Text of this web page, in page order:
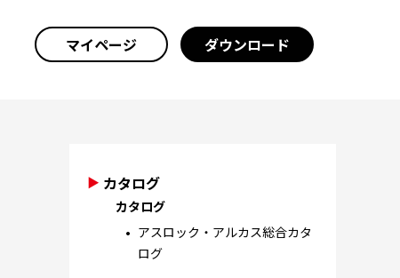
マイページ ダウンロード
カタログ
カタログ
アスロック・アルカス総合カタ
ログ